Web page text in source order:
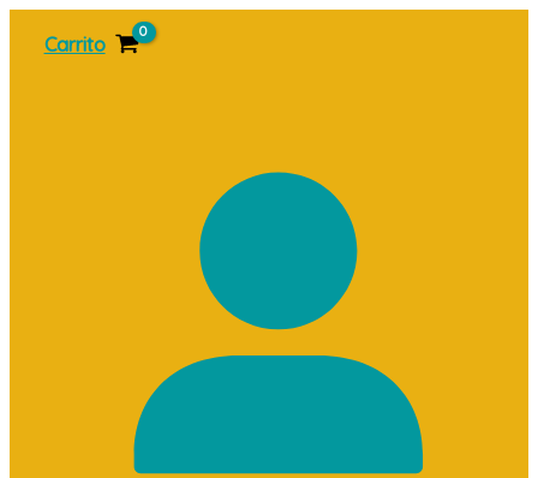
Carrito